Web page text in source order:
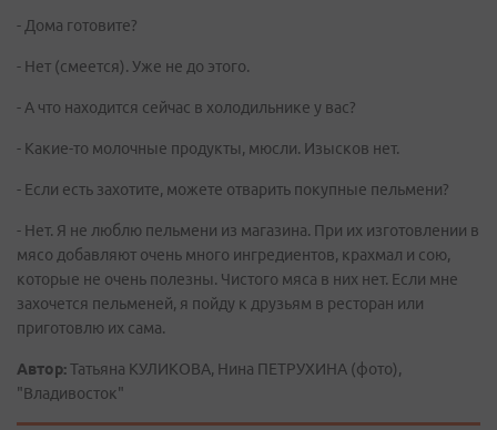
- Дома готовите?
- Нет (смеется). Уже не до этого.
- А что находится сейчас в холодильнике у вас?
- Какие-то молочные продукты, мюсли. Изысков нет.
- Если есть захотите, можете отварить покупные пельмени?
- Нет. Я не люблю пельмени из магазина. При их изготовлении в
мясо добавляют очень много ингредиентов, крахмал и сою,
которые не очень полезны. Чистого мяса в них нет. Если мне
захочется пельменей, я пойду к друзьям в ресторан или
приготовлю их сама.
Автор:Татьяна КУЛИКОВА, Нина ПЕТРУХИНА (фото),
"Владивосток"